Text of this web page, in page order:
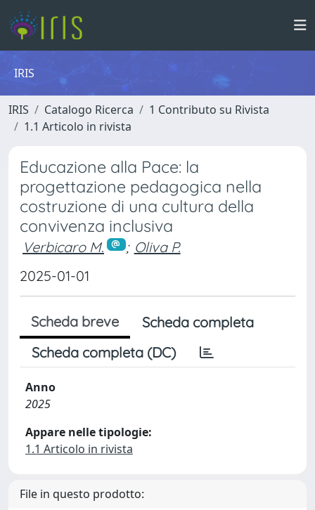
IRIS
IRIS Catalogo Ricerca
1 Contributo su Rivista
1.1 Articolo in rivista
Educazione alla Pace: la
progettazione pedagogica nella
costruzione di una cultura della
convivenza inclusiva
Verbicaro M. ; Oliva P.
2025-01-01
Scheda breve
Scheda completa
Scheda completa (DC)
Anno
2025
Appare nelle tipologie:
1.1 Articolo in rivista
File in questo prodotto: